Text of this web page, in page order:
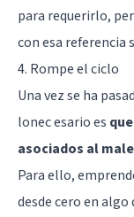
para requerirlo,
con esa referencia
4. Rompe el ciclo
Una vez se ha
lonec esario es
asociados al
Para ello,
desde cero en algo